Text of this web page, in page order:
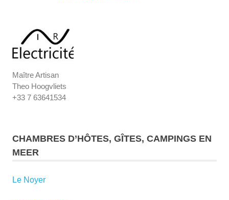
Maître Artisan
Theo Hoogvliets
+33 7 63641534
CHAMBRES D’HÔTES, GÎTES, CAMPINGS EN
MEER
Le Noyer